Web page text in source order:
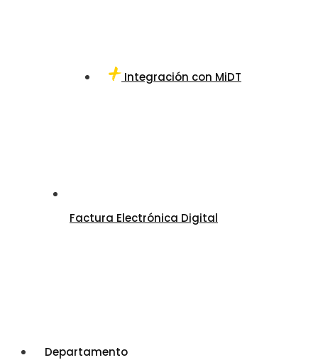
Integración con MiDT
Factura Electrónica Digital
Departamento